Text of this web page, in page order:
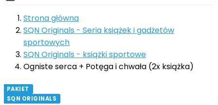
Strona główna
SQN Originals - Seria książek i gadżetów
sportowych
SQN Originals - książki sportowe
Ogniste serca + Potęga i chwała (2x książka)
PAKIET
SQN ORIGINALS